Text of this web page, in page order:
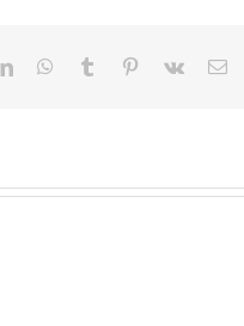
LinkedInWhatsApp
Tumblr Pinterest
Vk